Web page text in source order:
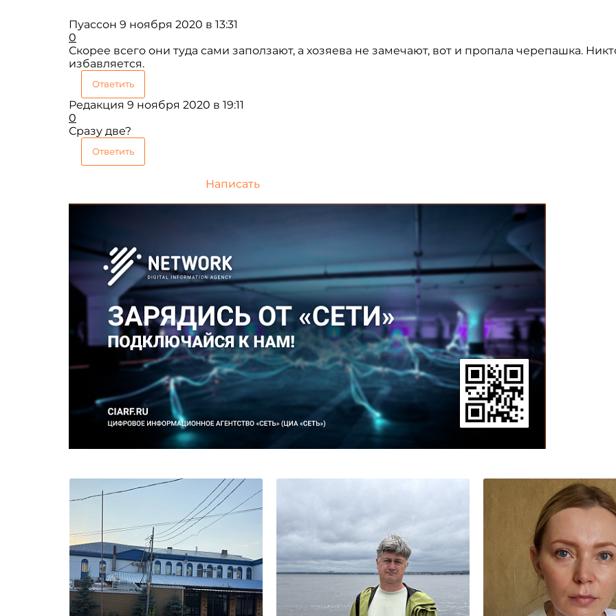
Пуассон 9 ноября 2020 в 13:31
0
Скорее всего они туда сами заползают, а хозяева не замечают, вот и пропала черепашка.
избавляется.
Ответить
Редакция 9 ноября 2020 в 19:11
0
Сразу две?
Ответить
Написать